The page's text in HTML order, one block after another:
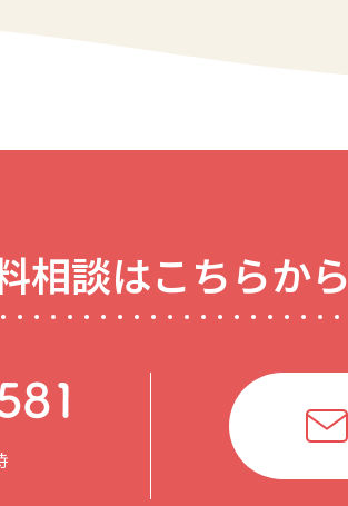
相談はこちらから